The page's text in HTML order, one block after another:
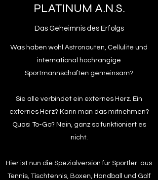
PLATINUM A.N.S.
Das Geheimnis des Erfolgs
Was haben wohl Astronauten, Cellulite und
international hochrangige
Sportmannschaften gemeinsam?
Sie alle verbindet ein externes Herz. Ein
externes Herz? Kann man das mitnehmen?
Quasi To-Go? Nein, ganz so funktioniert es
nicht.
Hier ist nun die Spezialversion für Sportler aus
Tennis, Tischtennis, Boxen, Handball und Golf